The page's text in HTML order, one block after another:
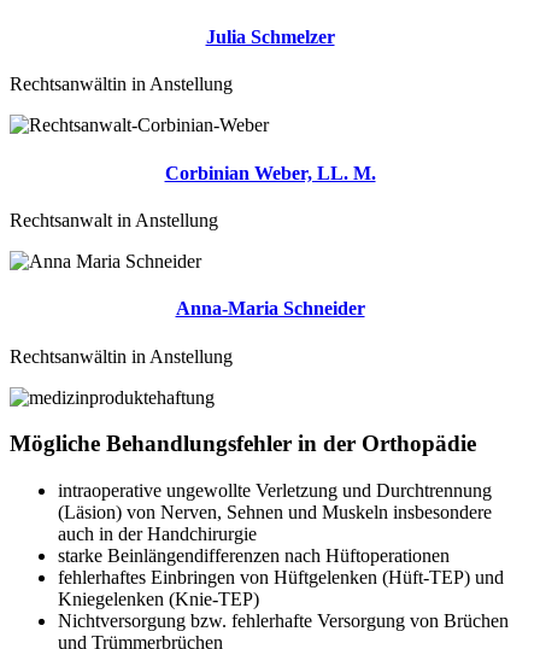
Julia Schmelzer
Rechtsanwältin in Anstellung
Corbinian Weber, LL. M.
Rechtsanwalt in Anstellung
Anna-Maria Schneider
Rechtsanwältin in Anstellung
Mögliche Behandlungsfehler in der Orthopädie
intraoperative ungewollte Verletzung und Durchtrennung
(Läsion) von Nerven, Sehnen und Muskeln insbesondere
auch in der Handchirurgie
starke Beinlängendifferenzen nach Hüftoperationen
fehlerhaftes Einbringen von Hüftgelenken (Hüft-TEP) und
Kniegelenken (Knie-TEP)
Nichtversorgung bzw. fehlerhafte Versorgung von Brüchen
und Trümmerbrüchen